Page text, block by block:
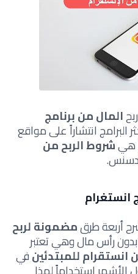
المال من برنامج
البرامج انتشاراً على مواقع
هيشروط الربح من
انستغرام
أربعة طرقمضمونة لربح
بدون رأس مال وهي تعتبر
للمبتدئينفي